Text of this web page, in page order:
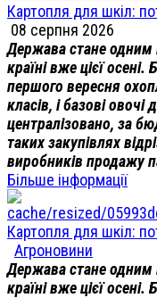
Картопля для шкіл:
08 серпня 2026
Держава стане одним
країні вже цієї
першого вересня
класів, і базові
централізовано, за
таких закупівлях
виробників продажу
Більше інформації
Картопля для шкіл:
Агроновини
Держава стане одним
країні вже цієї